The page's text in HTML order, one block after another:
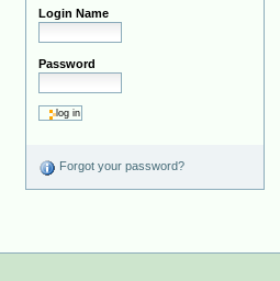
Login Name
Password
Forgot your password?